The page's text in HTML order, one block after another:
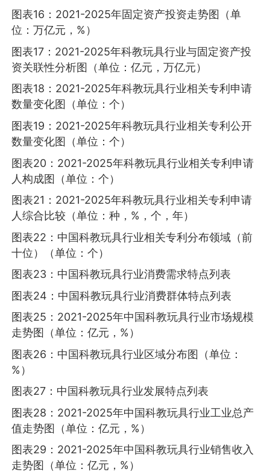
图表16：2021-2025年固定资产投资走势图（单
位：万亿元，%）
图表17：2021-2025年科教玩具行业与固定资产投
资关联性分析图（单位：亿元，万亿元）
图表18：2021-2025年科教玩具行业相关专利申请
数量变化图（单位：个）
图表19：2021-2025年科教玩具行业相关专利公开
数量变化图（单位：个）
图表20：2021-2025年科教玩具行业相关专利申请
人构成图（单位：个）
图表21：2021-2025年科教玩具行业相关专利申请
人综合比较（单位：种，%，个，年）
图表22：中国科教玩具行业相关专利分布领域（前
十位）（单位：个）
图表23：中国科教玩具行业消费需求特点列表
图表24：中国科教玩具行业消费群体特点列表
图表25：2021-2025年中国科教玩具行业市场规模
走势图（单位：亿元，%）
图表26：中国科教玩具行业区域分布图（单位：
%）
图表27：中国科教玩具行业发展特点列表
图表28：2021-2025年中国科教玩具行业工业总产
值走势图（单位：亿元，%）
图表29：2021-2025年中国科教玩具行业销售收入
走势图（单位：亿元，%）